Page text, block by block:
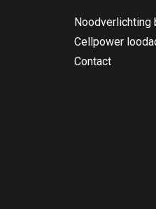
Noodverlichting
Cellpower
Contact